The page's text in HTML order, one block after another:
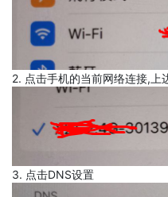
2. 点击手机的当前网络连接,上
3. 点击DNS设置